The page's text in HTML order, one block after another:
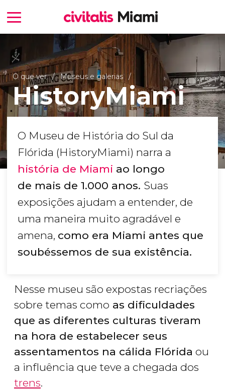
O que ver Museus e galerias
HistoryMiami
O Museu de História do Sul da
Flórida (HistoryMiami) narra a
história de Miami ao longo
de mais de 1.000 anos. Suas
exposições ajudam a entender, de
uma maneira muito agradável e
amena, como era Miami antes que
soubéssemos de sua existência.
Nesse museu são expostas recriações
sobre temas como as dificuldades
que as diferentes culturas tiveram
na hora de estabelecer seus
assentamentos na cálida Flórida ou
a influência que teve a chegada dos
trens.